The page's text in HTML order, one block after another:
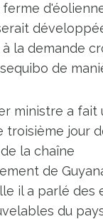
la demande
de
ministre a fait
troisième jour
la chaîne
de
il a parlé des
du